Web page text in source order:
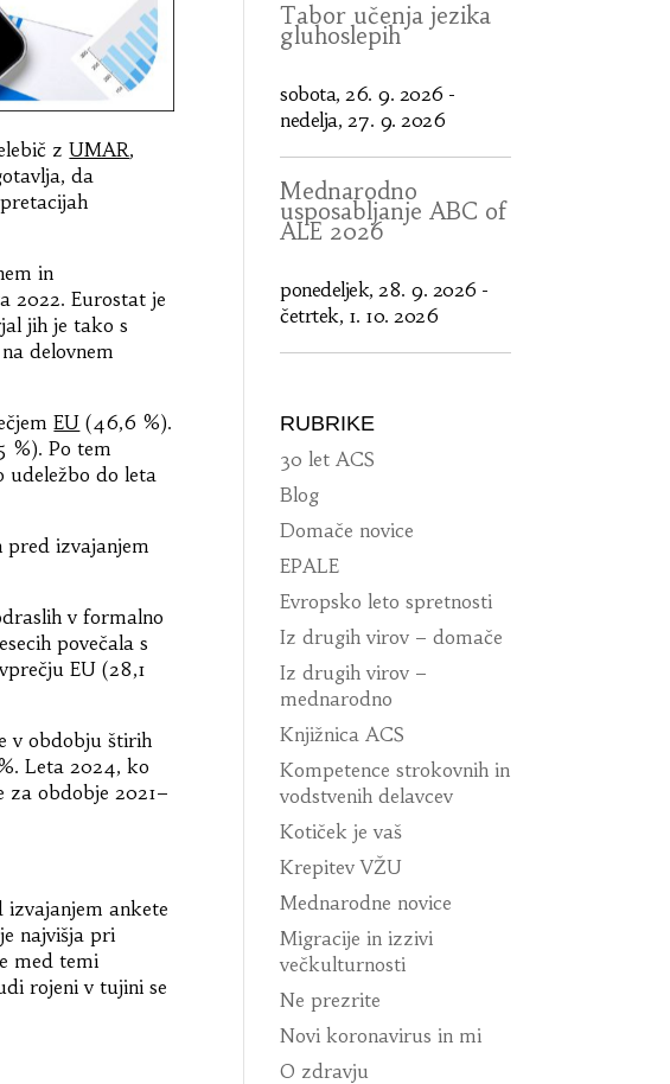
zUMAR,
da
in
2022. Eurostat je
jih je tako s
delovnem
EU (46,6 %).
%). Po tem
udeležbo do leta
izvajanjem
v formalno
povečala s
EU (28,1
v obdobju štirih
Leta 2024, ko
za obdobje 2021–
ankete
najvišja pri
med temi
rojeni v tujini se
Tabor učenja jezika
gluhoslepih
sobota, 26. 9. 2026 -
nedelja, 27. 9. 2026
Mednarodno
usposabljanje ABC of
ALE 2026
ponedeljek, 28. 9. 2026 -
četrtek, 1. 10. 2026
RUBRIKE
30 let ACS
Blog
Domače novice
EPALE
Evropsko leto spretnosti
Iz drugih virov – domače
Iz drugih virov –
mednarodno
Knjižnica ACS
Kompetence strokovnih in
vodstvenih delavcev
Kotiček je vaš
Krepitev VŽU
Mednarodne novice
Migracije in izzivi
večkulturnosti
Ne prezrite
Novi koronavirus in mi
O zdravju